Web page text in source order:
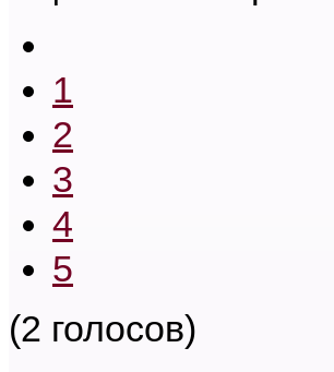
1
2
3
4
5
(2 голосов)